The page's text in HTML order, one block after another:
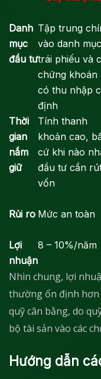
Danh
mục
đầu tư
Tập trung
vào danh mục
trái phiếu và
chứng khoán
có thu nhập
định
Thời
gian
nắm
giữ
Tính thanh
khoản cao,
cứ khi nào
đầu tư cần
vốn
Rủi ro Mức an toàn
Lợi
nhuận
8 – 10%/năm
Nhìn chung, lợi
thường ổn định hơn
quỹ cân bằng, do
bộ tài sản vào các
Hướng dẫn